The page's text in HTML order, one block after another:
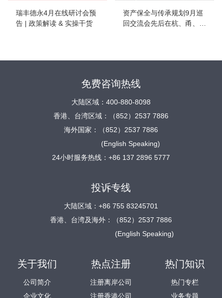
瑞丰德永4月在线研讨会预
告 | 政策解读 & 实操干货
资产保全与传承规划9月巡
回交流会先后在杭、甬、
免费咨询热线
大陆区域：400-880-8098
香港、台湾区域：（852）2537 7886
海外国家：（852）2537 7886
(English Speaking)
24小时服务热线：+86 137 2896 5777
投诉专线
大陆区域：+86 755 83245701
香港、台湾及海外：（852）2537 7886
(English Speaking)
关于我们
公司简介
企业文化
热点注册
注册离岸公司
注册香港公司
热门知识
热门专栏
业务专题